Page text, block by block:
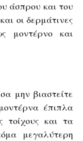
άσπρου και του
οι δερμάτινες
μοντέρνο και
μην βιαστείτε
έπιπλα
τοίχους και τα
μεγαλύτερη